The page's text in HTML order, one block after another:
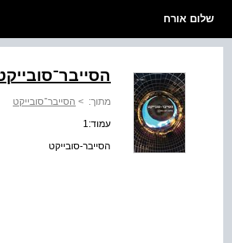
שלום אורח
מתוך: > הסייבר־סובייקט
עמוד:1
הסייבר-סובייקט